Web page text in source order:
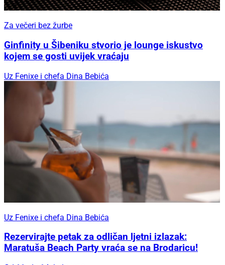
Za večeri bez žurbe
Ginfinity u Šibeniku stvorio je lounge iskustvo
kojem se gosti uvijek vraćaju
Uz Fenixe i chefa Dina Bebića
Uz Fenixe i chefa Dina Bebića
Rezervirajte petak za odličan ljetni izlazak:
Maratuša Beach Party vraća se na Brodaricu!